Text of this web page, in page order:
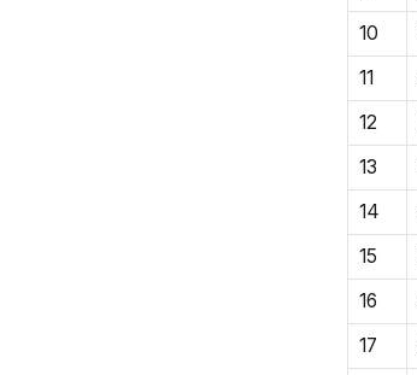
10
11
12
13
14
15
16
17